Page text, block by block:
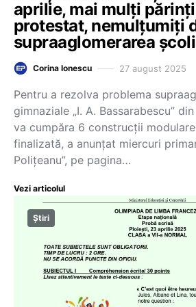
aprilie, mai mulți
protestat, nemulțumiți
supraaglomerarea
Corina Ionescu 27 august 2025
Pentru a rezolva problema
gimnaziale „I. A. Bassarabescu”
va cumpăra 6 construcții
finalizată, a anunţat miercuri
Poliţeanu”, pe pagina…
Vezi articolul
Știri